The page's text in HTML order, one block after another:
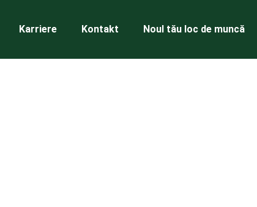
Karriere Kontakt Noul tău loc de muncă